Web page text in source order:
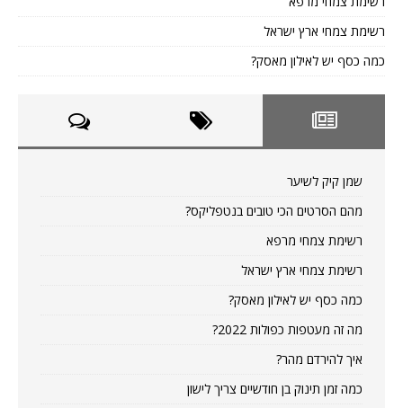
רשימת צמחי ארץ ישראל
כמה כסף יש לאילון מאסק?
שמן קיק לשיער
מהם הסרטים הכי טובים בנטפליקס?
רשימת צמחי מרפא
רשימת צמחי ארץ ישראל
כמה כסף יש לאילון מאסק?
מה זה מעטפות כפולות 2022?
איך להירדם מהר?
כמה זמן תינוק בן חודשיים צריך לישון